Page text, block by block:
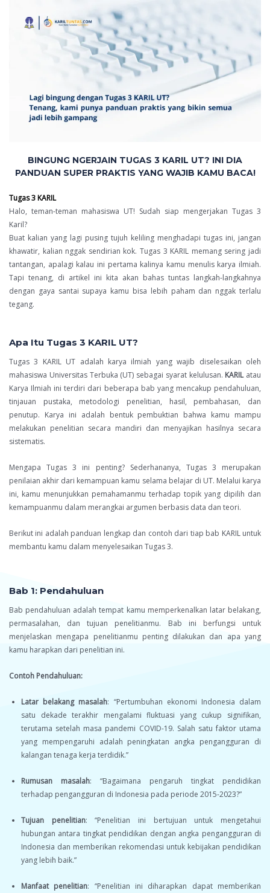
BINGUNG NGERJAIN TUGAS 3 KARIL UT? INI DIA
PANDUAN SUPER PRAKTIS YANG WAJIB KAMU BACA!
Tugas 3 KARIL
Halo, teman-teman mahasiswa UT! Sudah siap mengerjakan Tugas 3
Karil?
Buat kalian yang lagi pusing tujuh keliling menghadapi tugas ini, jangan
khawatir, kalian nggak sendirian kok. Tugas 3 KARIL memang sering jadi
tantangan, apalagi kalau ini pertama kalinya kamu menulis karya ilmiah.
Tapi tenang, di artikel ini kita akan bahas tuntas langkah-langkahnya
dengan gaya santai supaya kamu bisa lebih paham dan nggak terlalu
tegang.
Apa Itu Tugas 3 KARIL UT?
Tugas 3 KARIL UT adalah karya ilmiah yang wajib diselesaikan oleh
mahasiswa Universitas Terbuka (UT) sebagai syarat kelulusan. KARILatau
Karya Ilmiah ini terdiri dari beberapa bab yang mencakup pendahuluan,
tinjauan pustaka, metodologi penelitian, hasil, pembahasan, dan
penutup. Karya ini adalah bentuk pembuktian bahwa kamu mampu
melakukan penelitian secara mandiri dan menyajikan hasilnya secara
sistematis.
Mengapa Tugas 3 ini penting? Sederhananya, Tugas 3 merupakan
penilaian akhir dari kemampuan kamu selama belajar di UT. Melalui karya
ini, kamu menunjukkan pemahamanmu terhadap topik yang dipilih dan
kemampuanmu dalam merangkai argumen berbasis data dan teori.
Berikut ini adalah panduan lengkap dan contoh dari tiap bab KARIL untuk
membantu kamu dalam menyelesaikan Tugas 3.
Bab 1: Pendahuluan
Bab pendahuluan adalah tempat kamu memperkenalkan latar belakang,
permasalahan, dan tujuan penelitianmu. Bab ini berfungsi untuk
menjelaskan mengapa penelitianmu penting dilakukan dan apa yang
kamu harapkan dari penelitian ini.
Contoh Pendahuluan:
Latar belakang masalah: “Pertumbuhan ekonomi Indonesia dalam
satu dekade terakhir mengalami fluktuasi yang cukup signifikan,
terutama setelah masa pandemi COVID-19. Salah satu faktor utama
yang mempengaruhi adalah peningkatan angka pengangguran di
kalangan tenaga kerja terdidik.”
Rumusan masalah: “Bagaimana pengaruh tingkat pendidikan
terhadap pengangguran di Indonesia pada periode 2015-2023?”
Tujuan penelitian: “Penelitian ini bertujuan untuk mengetahui
hubungan antara tingkat pendidikan dengan angka pengangguran di
Indonesia dan memberikan rekomendasi untuk kebijakan pendidikan
yang lebih baik.”
Manfaat penelitian: “Penelitian ini diharapkan dapat memberikan